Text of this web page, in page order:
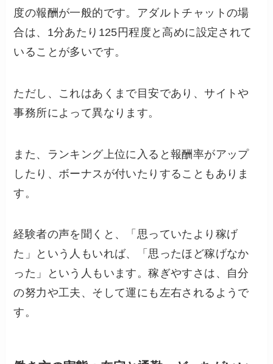
度の報酬が一般的です。アダルトチャットの場
合は、1分あたり125円程度と高めに設定されて
いることが多いです。
ただし、これはあくまで目安であり、サイトや
事務所によって異なります。
また、ランキング上位に入ると報酬率がアップ
したり、ボーナスが付いたりすることもありま
す。
経験者の声を聞くと、「思っていたより稼げ
た」という人もいれば、「思ったほど稼げなか
った」という人もいます。稼ぎやすさは、自分
の努力や工夫、そして運にも左右されるようで
す。